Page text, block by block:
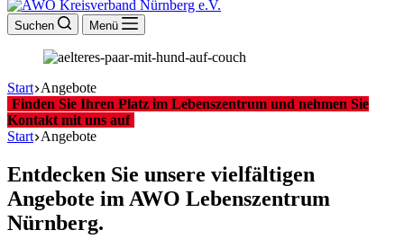
Suchen Menü
Start Angebote
Finden Sie Ihren Platz im Lebenszentrum und nehmen Sie
Kontakt mit uns auf
Start Angebote
Entdecken Sie unsere vielfältigen
Angebote im AWO Lebenszentrum
Nürnberg.